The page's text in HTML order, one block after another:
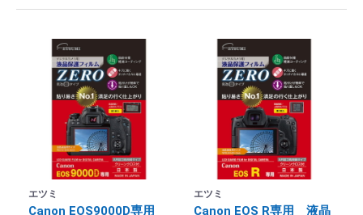
エツミ
Canon EOS9000D専用
エツミ
Canon EOS R専用 液晶